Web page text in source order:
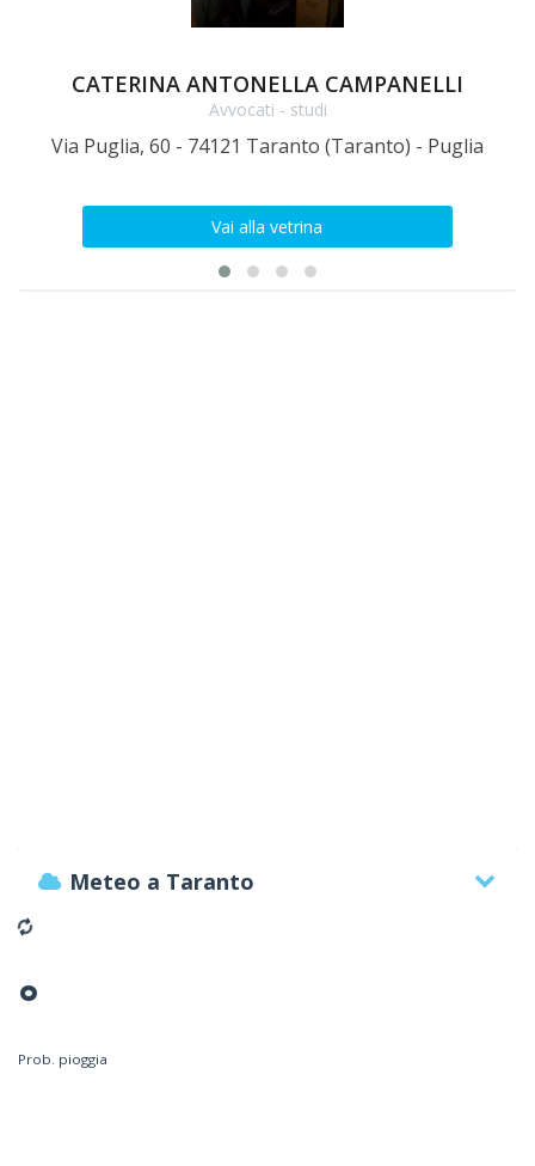
CATERINA ANTONELLA CAMPANELLI
Avvocati - studi
Via Puglia, 60 - 74121 Taranto (Taranto) - Puglia
Vai alla vetrina
Meteo a Taranto
°
Prob. pioggia